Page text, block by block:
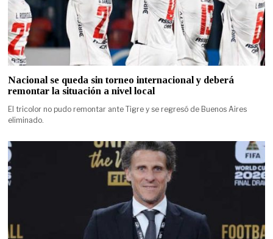
Nacional se queda sin torneo internacional y deberá
remontar la situación a nivel local
El tricolor no pudo remontar ante Tigre y se regresó de Buenos Aires
eliminado.